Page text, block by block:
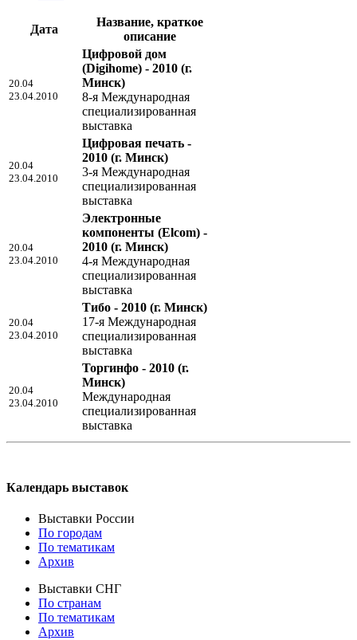
Дата
Название, краткое
описание
20.04
23.04.2010
Цифровой дом
(Digihome) - 2010 (г.
Минск)
8-я Международная
специализированная
выставка
20.04
23.04.2010
Цифровая печать -
2010 (г. Минск)
3-я Международная
специализированная
выставка
20.04
23.04.2010
Электронные
компоненты (Elcom) -
2010 (г. Минск)
4-я Международная
специализированная
выставка
20.04
23.04.2010
Тибо - 2010 (г. Минск)
17-я Международная
специализированная
выставка
20.04
23.04.2010
Торгинфо - 2010 (г.
Минск)
Международная
специализированная
выставка
Календарь выставок
Выставки России
По городам
По тематикам
Архив
Выставки СНГ
По странам
По тематикам
Архив